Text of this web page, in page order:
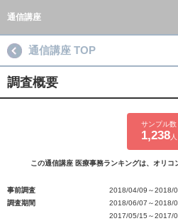
通信講座
通信講座 TOP
調査概要
サンプル数
1,238人
この通信講座 医療事務ランキングは、オリコ
事前調査
2018/04/09～2018/
調査期間
2018/06/07～2018/
2017/05/15～2017/